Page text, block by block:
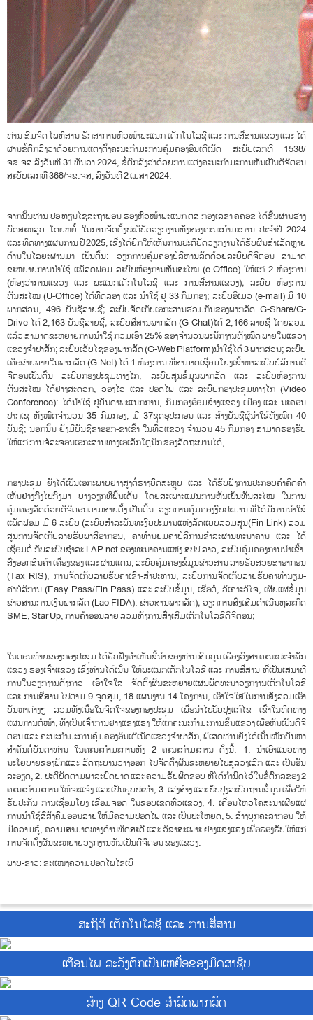
ທ່ານ ສົມຈິດ ໂພທິສານ ຮັກສາການຫົວໜ້າພະແນກ ເຕັກໂນໂລຊີ ແລະ ການສື່ສານແຂວງ ແລະ ໄດ້
ຜ່ານຂໍ້ຕົກລົງວ່າດ້ວຍການແຕ່ງຕັ້ງຄະນະກຳມະການຄຸ້ມຄອງອິນເຕີເນັດ ສະບັບເລກທີ 1538/
ຈຂ.ຈສ ລົງວັນທີ 31 ທັນວາ 2024, ຂໍ້ຕົກລົງວ່າດ້ວຍການແຕ່ງຄະນະກຳມະການຫັນເປັນດີຈີຕອນ
ສະບັບເລກທີ 368/ຈຂ.ຈສ, ລົງວັນທີ 2 ເມສາ 2024.
ຈາກນັ້ນທ່ານ ປອ ທຽນໄຊສະຖາພອນ ຮອງຫົວໜ້າພະແນກ ຕສ ກອງເລຂາ ຄຄອຂ ໄດ້ຂື້ນຜ່ານຮ່າງ
ບົດສະຫລູບ ໂດຍຫຍໍ້ ໃນການຈັດຕັ້ງປະຕິບັດວຽກງານທັງສອງຄະນະກຳມະການ ປະຈຳປີ 2024
ແລະ ທິດທາງແຜນການ ປີ 2025, ເຊີ່ງໄດ້ຍົກໃຫ້ເຫັນການປະຕິບັດວຽກງານໄດ້ຮັບຜົນສຳເລັດຫຼາຍ
ດ້ານໃນໄລຍະຜ່ານມາ ເປັນຕົ້ນ: ວຽກການຄຸ້ມຄອງບໍລິຫານລັດດ້ວຍລະບົບດີຈີຕອນ ສາມາດ
ຂະຫຍາຍການນໍາໃຊ້ ແພັລດຟອມ ລະບົບຫ້ອງການທັນສະໄໝ (e-Office) ໃຫ້ແກ່ 2 ຫ້ອງການ
(ຫ້ອງວ່າການແຂວງ ແລະ ພະແນກເຕັກໂນໂລຊິ ແລະ ການສື່ສານແຂວງ); ລະບົບ ຫ້ອງການ
ທັນສະໄໝ (U-Office) ໄດ້ທົດລອງ ແລະ ນໍາໃຊ້ ຢູ່ 33 ກົມກອງ; ລະບົບອີເມວ (e-mail) ມີ 10
ພາກສ່ວນ, 496 ບັນຊີລາຍຊື່; ລະບົບຈັດເກັບເອກະສານຮ່ວມກັນຂອງພາກລັດ G-Share/G-
Drive ໄດ້ 2,163 ບັນຊີລາຍຊື່; ລະບົບສື່ສານພາກລັດ (G-Chat)ໄດ້ 2,166 ລາຍຊື່ ໂດຍລວມ
ແລ້ວ ສາມາດຂະຫຍາຍການນໍາໃຊ້ ກວມເອົາ 25% ຂອງຈໍານວນພະນັກງານທັງໝົດ ພາຍໃນແຂວງ
ແຂວງຈໍາປາສັກ; ລະບົບເວັບໄຊຂອງພາກລັດ (G-Web Platform)ນໍາໃຊ້ໄດ້ 3 ພາກສ່ວນ; ລະບົບ
ເຄືອຂ່າຍພາຍໃນພາກລັດ (G-Net) ໄດ້ 1 ຫ້ອງການ ທີ່ສາມາດເຊື່ອມໂຍງເຂົ້າຫາລະບົບບໍລິການດີ
ຈີຕອນເປັນຕົ້ນ ລະບົບກອງປະຊຸມທາງໄກ, ລະບົບສູນຂໍ້ມູນພາກລັດ ແລະ ລະບົບຫ້ອງການ
ທັນສະໄໝ ໄດ້ຢ່າງສະດວກ, ວ່ອງໄວ ແລະ ປອດໄພ ແລະ ລະບົບກອງປະຊຸມທາງໄກ (Video
Conference): ໄດ້ນໍາໃຊ້ ຢູ່ບັນດາພະແນກການ, ກົມກອງອ້ອມຂ້າງແຂວງ ເມືອງ ແລະ ນະຄອນ
ປາກເຊ ທັງໝົດຈຳນວນ 35 ກົມກອງ, ມີ 37ຊຸດອຸປະກອນ ແລະ ສ້າງບັນຊີຜູ້ນຳໃຊ້ທັງໝົດ 40
ບັນຊີ; ນອກນັ້ນ ຍັງມີບັນຊີຂາອອກ-ຂາເຂົ້າ ໃນທົ່ວແຂວງ ຈໍານວນ 45 ກົມກອງ ສາມາດຮອງຮັບ
ໃຫ້ແກ່ ການຈໍລະຈອນເອກະສານທາງເອເລັກໂຕຼນິກ ຂອງລັດຖະບານໄດ້,
ກອງປະຊຸມ ຍັງໄດ້ເປັນເອກະພາບຢ່າງສູງຕໍ່ຮ່າງບົດສະຫຼູບ ແລະ ໄດ້ຮັບຟັງການປະກອບຄໍາຄິດຄຳ
ເຫັນຢ່າງກົງໄປກົງມາ ບາງວຽກທີ່ພົ້ນເດັ່ນ ໂດຍສະເພາະແມ່ນການຫັນເປັນທັນສະໄໝ ໃນການ
ຄຸ້ມຄອງລັດດ້ວຍດີຈີຕອນຕາມສາຍຕັ້ງ ເປັນຕົ້ນ: ວຽກການຄຸ້ມຄອງງົບປະມານ ທີ່ໄດ້ມີການນໍາໃຊ້
ແພັດຟອມ ມີ 6 ລະບົບ (ລະບົບສໍາລະພັນທະງົບປະມານແຫ່ງລັດແບບລວມສູນ(Fin Link) ລວມ
ສູນການຈັດເກັບລາຍຮັບພາສີອາກອນ, ຄ່າທໍານຍມຄ່າບໍລິການຊໍາລະຜ່ານທະນາຄານ ແລະ ໄດ້
ເຊື່ອມຕໍ່ ກັບລະບົບຊໍາລະ LAP net ຂອງທະນາຄານແຫ່ງ ສປປ ລາວ, ລະບົບຄຸ້ມຄອງການນໍາເຂົ້າ-
ສົ່ງອອກສິນຄ້າ ເຄື່ອງຂອງ ແລະ ຜ່ານແດນ, ລະບົບຄຸ້ມຄອງຂໍ້ມູນຂ່າວສານ ລາຍຮັບສວຍສາອາກອນ
(Tax RIS), ການຈັດເກັບລາຍຮັບຄ່າເຊົ່າ-ສໍາປະທານ, ລະບົບການຈັດເກັບລາຍຮັບຄ່າທໍານຽມ-
ຄ່າບໍລິການ (Easy Pass/Fin Pass) ແລະ ລະບົບຂໍ້ມູນ, ເຊື່ອຕໍ່, ວິເຄາະວິໄຈ, ເຜີຍແຜ່ຂໍ້ມູນ
ຂ່າວສານການເງິນພາກລັດ (Lao FIDA). ຂ່າວສານພາກລັດ); ວຽກການສົ່ງເສີມດໍາເນີນທຸລະກິດ
SME, Star Up, ການຄ້າອອນລາຍ ລວມທັງການສົ່ງເສີມເຕັກໂນໂລຊີດີຈີຕອນ;
ໃນຕອນທ້າຍຂອງກອງປະຊຸມ ໄດ້ຮັບຟັງຄໍາເຫັນຊີ້ນໍາ ຂອງທ່ານ ສົມບູນ ເຮືອງວົງສາ ຄະນະປະຈໍາພັກ
ແຂວງ ຮອງເຈົ້າແຂວງ ເຊິ່ງທ່ານໄດ້ເນັ້ນ ໃຫ້ພະແນກເຕັກໂນໂລຊີ ແລະ ການສື່ສານ ທີ່ເປັນເສນາທີ
ການໃນວຽກງານດັ່ງກ່າວ ເອົາໃຈໃສ່ ຈັດຕັ້ງຜັນຂະຫຍາຍແຜນພັດທະນາວຽກງານເຕັກໂນໂລຊີ
ແລະ ການສື່ສານ ໄປຕາມ 9 ຈຸດສຸມ, 18 ແຜນງານ 14 ໂຄງການ, ເອົາໃຈໃສ່ໃນການສັງລວມເອົາ
ບັນຫາຕ່າງໆ ລວມທັງເນື້ອໃນຈິດໃຈຂອງກອງປະຊຸມ ເພື່ອນໍາໄປປັບປຸງແກ້ໄຂ ເຂົ້າໃນທິດທາງ
ແຜນການຕໍ່ໜ້າ, ທັງເປັນເຈົ້າການຢ່າງແຂງແຮງ ໃຫ້ແກ່ຄະນະກໍາມະການຂັ້ນແຂວງ ເພື່ອຫັນເປັນດີຈີ
ຕອນ ແລະ ຄະນະກໍາມະການຄຸ້ມຄອງອິນເຕີເນັດແຂວງຈໍາປາສັກ, ພິເສດທ່ານຍັງໄດ້ເນັ້ນໜັກບັນຫາ
ສໍາຄັນຕໍ່ບັນດາທ່ານ ໃນຄະນະກໍາມະການທັງ 2 ຄະນະກໍາມະການ ດັ່ງນີ້: 1. ນໍາເອົາແນວທາງ
ນະໂຍບາຍຂອງພັກແລະ ລັດຖະບານວາງອອກ ໄປຈັດຕັ້ງຜັນຂະຫຍາຍໄປສູ່ລວງເລີກ ແລະ ເປັນອັນ
ລະອຽດ, 2. ປະຕິບັດຕາມພາລະບົດບາດ ແລະ ຄວາມຮັບຜິດຊອບ ທີ່ໄດ້ກໍານົດໄວ້ໃນຂໍ້ຕົກລຂອງ 2
ຄະນະກໍາມະການ ໃຫ້ຈະແຈ້ງ ແລະ ເປັນຮູບປະທໍາ, 3. ເລ່ງສ້າງ ແລະ ປັບປຸງລະບົບຖານຂໍ້ມູນ ເພື່ອໃຫ້
ຮັບປະກັນ ການເຊື່ອມໂຍງ ເຊື່ອມຈອດ ໃນຂອບເຂດທົ່ວແຂວງ, 4. ເຄື່ອນໄຫວໂຄສະນາເຜີຍແຜ່
ການນໍາໃຊ້ສືສັງຄົມອອນລາຍໃຫ້ມີຄວາມປອດໄພ ແລະ ເປັນປະໂຫຍດ, 5. ສ້າງບຸກຄະລາກອນ ໃຫ້
ມີຄວາມຮູ້, ຄວາມສາມາດທາງດ້ານທິດສະດີ ແລະ ວິຊາສະເພາະ ຢ່າງແຂງແຮງ ເພື່ອຮອງຮັບໃຫ້ແກ່
ການຈັດຕັ້ງຜັນຂະຫຍາຍວຽກງານຫັນເປັນດີຈີຕອນ ຂອງແຂວງ.
ພາບ-ຂ່າວ: ຂະແໜງຄວາມປອດໄພໄຊເບີ
ສະຖິຕິ ເຕັກໂນໂລຊີ ແລະ ການສື່ສານ
ເຕືອນໄພ ລະວັງຕົກເປັນເຫຍື່ອຂອງມິດສາຊີບ
ສ້າງ QR Code ສຳລັດພາກລັດ